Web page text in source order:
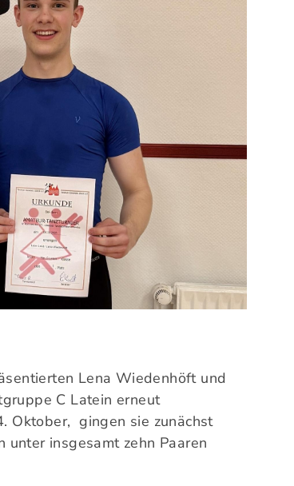
Lena Wiedenhöft und
C Latein erneut
Oktober, gingen sie zunächst
unter insgesamt zehn Paaren
Service
Alles zur Mitgliedschaft
Termine
& Antworten